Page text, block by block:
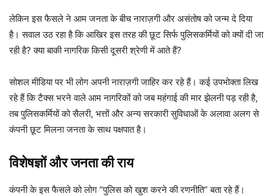
लेकिन इस फैसले ने आम जनता के बीच नाराज़गी और असंतोष को जन्म दे दिया
है। सवाल उठ रहा है कि आखिर इस तरह की छूट सिर्फ पुलिसकर्मियों को क्यों दी जा
रही है? क्या बाकी नागरिक किसी दूसरी श्रेणी में आते हैं?
सोशल मीडिया पर भी लोग अपनी नाराज़गी जाहिर कर रहे हैं। कई उपभोक्ता लिख
रहे हैं कि टैक्स भरने वाले आम नागरिकों को जब महंगाई की मार झेलनी पड़ रही है,
तब पुलिसकर्मियों को सैलरी, भत्तों और अन्य सरकारी सुविधाओं के अलावा अलग से
कंपनी छूट मिलना जनता के साथ पक्षपात है।
विशेषज्ञों और जनता की राय
कंपनी के इस फैसले को लोग “पुलिस को खुश करने की रणनीति” बता रहे हैं।